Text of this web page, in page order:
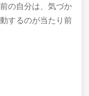
の自分は、気づか
するのが当たり前